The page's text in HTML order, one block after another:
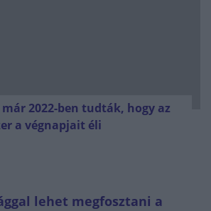
2022-ben tudták, hogy az
a végnapjait éli
lehet megfosztani a